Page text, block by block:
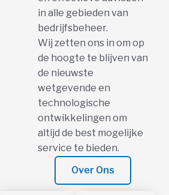
in alle gebieden van
bedrijfsbeheer.
Wij zetten ons in om op
de hoogte te blijven van
de nieuwste
wetgevende en
technologische
ontwikkelingen om
altijd de best mogelijke
service te bieden.
Over Ons